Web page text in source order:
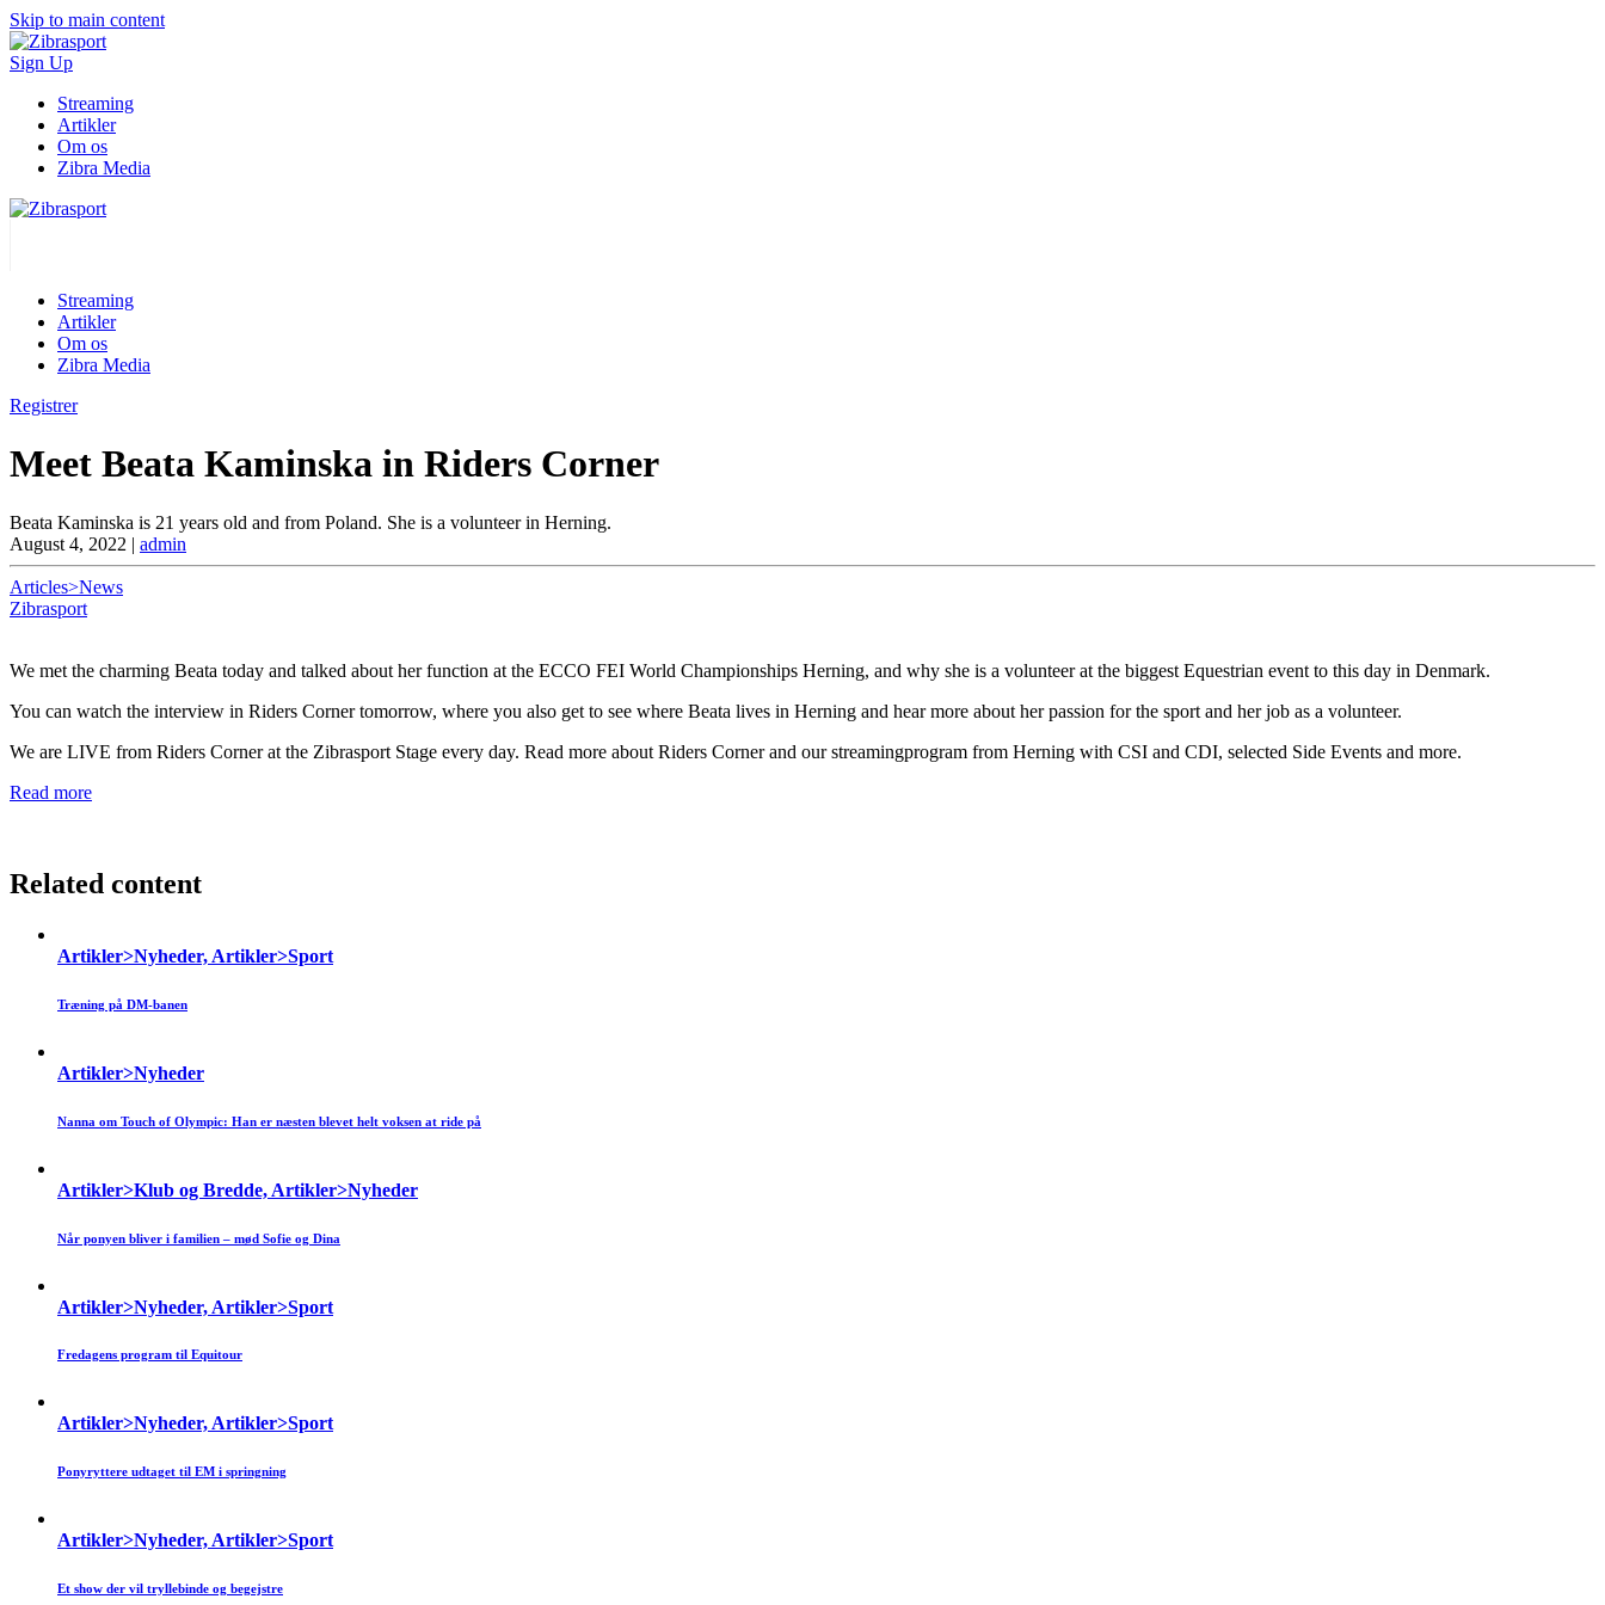
Skip to main content
Sign Up
Streaming
Artikler
Om os
Zibra Media
Streaming
Artikler
Om os
Zibra Media
Registrer
Meet Beata Kaminska in Riders Corner
Beata Kaminska is 21 years old and from Poland. She is a volunteer in Herning.
August 4, 2022 | admin
Articles>News
Zibrasport
We met the charming Beata today and talked about her function at the ECCO FEI World Championships Herning, and why she is a volunteer at the biggest Equestrian event to this day in Denmark.
You can watch the interview in Riders Corner tomorrow, where you also get to see where Beata lives in Herning and hear more about her passion for the sport and her job as a volunteer.
We are LIVE from Riders Corner at the Zibrasport Stage every day. Read more about Riders Corner and our streamingprogram from Herning with CSI and CDI, selected Side Events and more.
Read more
Related content
Artikler>Nyheder, Artikler>Sport
Træning på DM-banen
Artikler>Nyheder
Nanna om Touch of Olympic: Han er næsten blevet helt voksen at ride på
Artikler>Klub og Bredde, Artikler>Nyheder
Når ponyen bliver i familien – mød Sofie og Dina
Artikler>Nyheder, Artikler>Sport
Fredagens program til Equitour
Artikler>Nyheder, Artikler>Sport
Ponyryttere udtaget til EM i springning
Artikler>Nyheder, Artikler>Sport
Et show der vil tryllebinde og begejstre